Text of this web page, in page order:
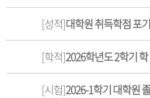
[성적]대학원 취득학점 포
[학적]
[시험]2026-1학기 대학원